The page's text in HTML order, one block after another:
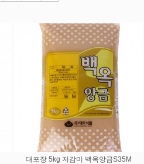
대포장 5kg 저감미 백옥앙금S35M